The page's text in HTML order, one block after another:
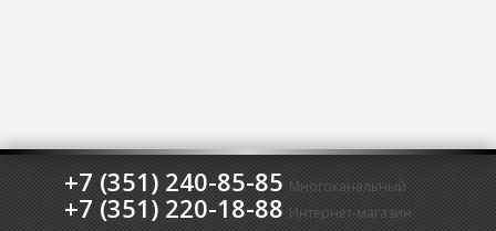
+7 (351) 240-85-85 Многоканальный
+7 (351) 220-18-88 Интернет-магазин